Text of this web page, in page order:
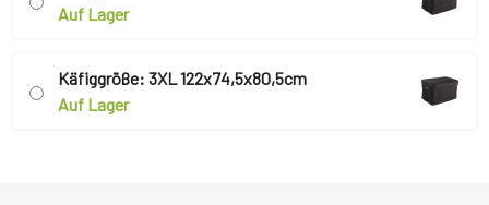
Auf Lager
Käfiggröße: 3XL 122x74,5x80,5cm
Auf Lager